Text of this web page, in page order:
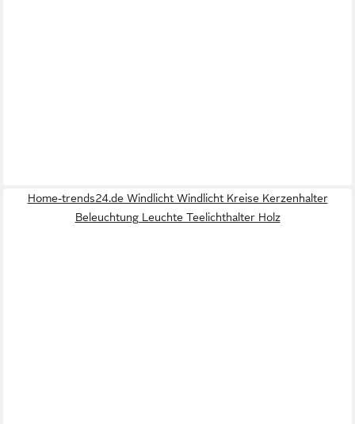
Home-trends24.de Windlicht Windlicht Kreise Kerzenhalter
Beleuchtung Leuchte Teelichthalter Holz